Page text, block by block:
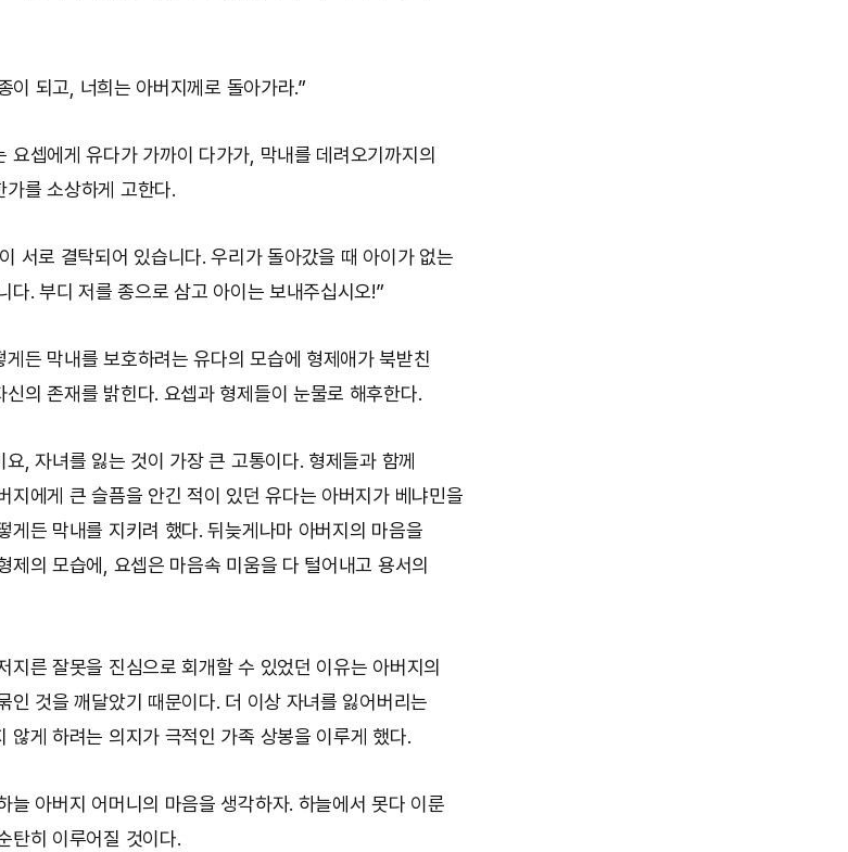
이 되고, 너희는 아버지께로 돌아가라.”
요셉에게 유다가 가까이 다가가, 막내를 데려오기까지의
를 소상하게 고한다.
서로 결탁되어 있습니다. 우리가 돌아갔을 때 아이가 없는
다. 부디 저를 종으로 삼고 아이는 보내주십시오!”
든 막내를 보호하려는 유다의 모습에 형제애가 북받친
의 존재를 밝힌다. 요셉과 형제들이 눈물로 해후한다.
, 자녀를 잃는 것이 가장 큰 고통이다. 형제들과 함께
지에게 큰 슬픔을 안긴 적이 있던 유다는 아버지가 베냐민을
게든 막내를 지키려 했다. 뒤늦게나마 아버지의 마음을
제의 모습에, 요셉은 마음속 미움을 다 털어내고 용서의
지른 잘못을 진심으로 회개할 수 있었던 이유는 아버지의
인 것을 깨달았기 때문이다. 더 이상 자녀를 잃어버리는
않게 하려는 의지가 극적인 가족 상봉을 이루게 했다.
늘 아버지 어머니의 마음을 생각하자. 하늘에서 못다 이룬
탄히 이루어질 것이다.